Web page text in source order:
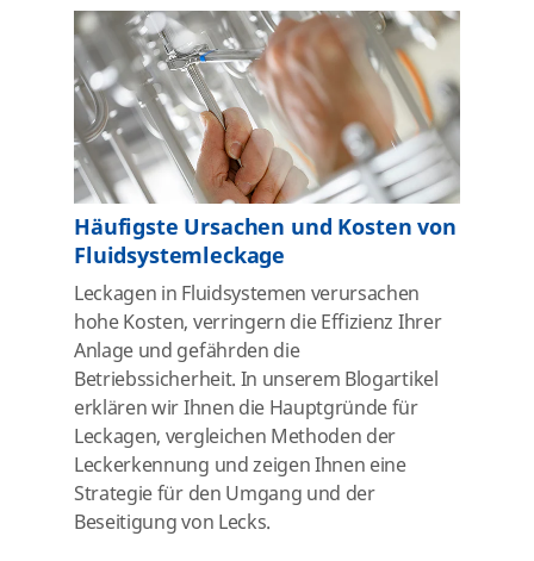
Häufigste Ursachen und Kosten von
Fluidsystemleckage
Leckagen in Fluidsystemen verursachen
hohe Kosten, verringern die Effizienz Ihrer
Anlage und gefährden die
Betriebssicherheit. In unserem Blogartikel
erklären wir Ihnen die Hauptgründe für
Leckagen, vergleichen Methoden der
Leckerkennung und zeigen Ihnen eine
Strategie für den Umgang und der
Beseitigung von Lecks.